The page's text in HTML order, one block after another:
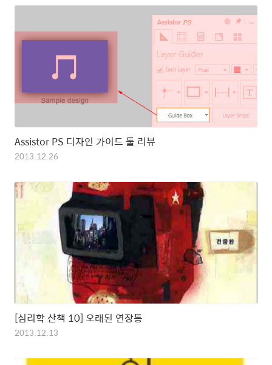
Assistor PS 디자인 가이드 툴 리뷰
2013.12.26
[심리학 산책 10] 오래된 연장통
2013.12.13